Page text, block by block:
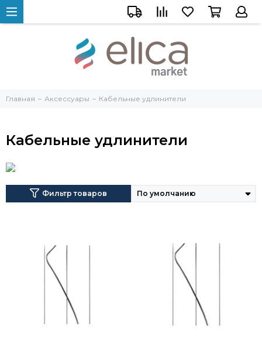
Главная Аксессуары Кабельные удлинители
Кабельные удлинители
Фильтр товаров